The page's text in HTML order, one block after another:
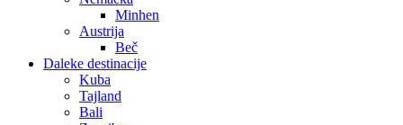
Minhen
Austrija
Beč
Daleke destinacije
Kuba
Tajland
Bali